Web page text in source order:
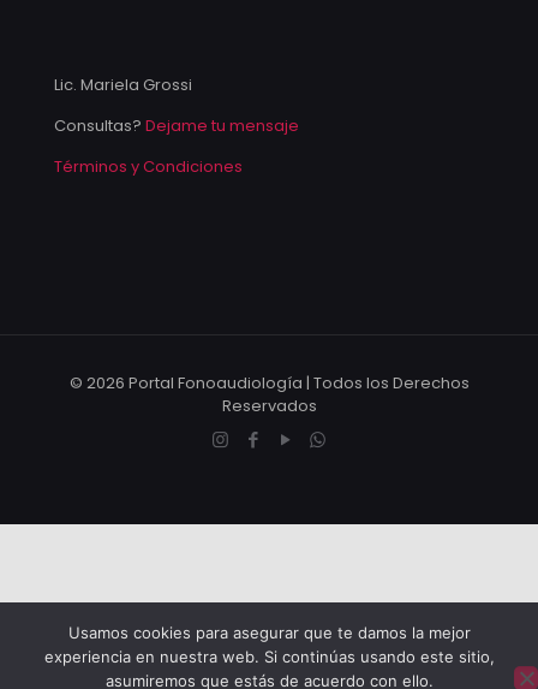
Lic. Mariela Grossi
Consultas? Dejame tu mensaje
Términos y Condiciones
© 2026 Portal Fonoaudiología | Todos los Derechos
Reservados
Usamos cookies para asegurar que te damos la mejor
experiencia en nuestra web. Si continúas usando este sitio,
asumiremos que estás de acuerdo con ello.